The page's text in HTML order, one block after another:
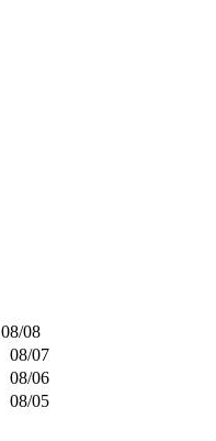
08/08
08/07
08/06
08/05